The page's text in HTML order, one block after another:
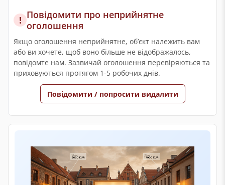
! Повідомити про неприйнятне
оголошення
Якщо оголошення неприйнятне, обʼєкт належить вам
або ви хочете, щоб воно більше не відображалось,
повідомте нам. Зазвичай оголошення перевіряються та
приховуються протягом 1-5 робочих днів.
Повідомити / попросити видалити